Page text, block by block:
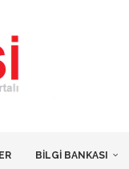
BİLGİ BANKASI